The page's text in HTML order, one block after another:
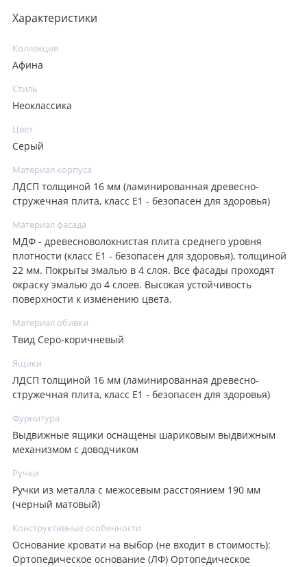
Характеристики
Коллекция
Афина
Стиль
Неоклассика
Цвет
Серый
Материал корпуса
ЛДСП толщиной 16 мм (ламинированная древесно-
стружечная плита, класс E1 - безопасен для здоровья)
Материал фасада
МДФ - древесноволокнистая плита среднего уровня
плотности (класс E1 - безопасен для здоровья), толщиной
22 мм. Покрыты эмалью в 4 слоя. Все фасады проходят
окраску эмалью до 4 слоев. Высокая устойчивость
поверхности к изменению цвета.
Материал обивки
Твид Серо-коричневый
Ящики
ЛДСП толщиной 16 мм (ламинированная древесно-
стружечная плита, класс E1 - безопасен для здоровья)
Фурнитура
Выдвижные ящики оснащены шариковым выдвижным
механизмом с доводчиком
Ручки
Ручки из металла с межосевым расстоянием 190 мм
(черный матовый)
Конструктивные особенности
Основание кровати на выбор (не входит в стоимость):
Ортопедическое основание (ЛФ) Ортопедическое